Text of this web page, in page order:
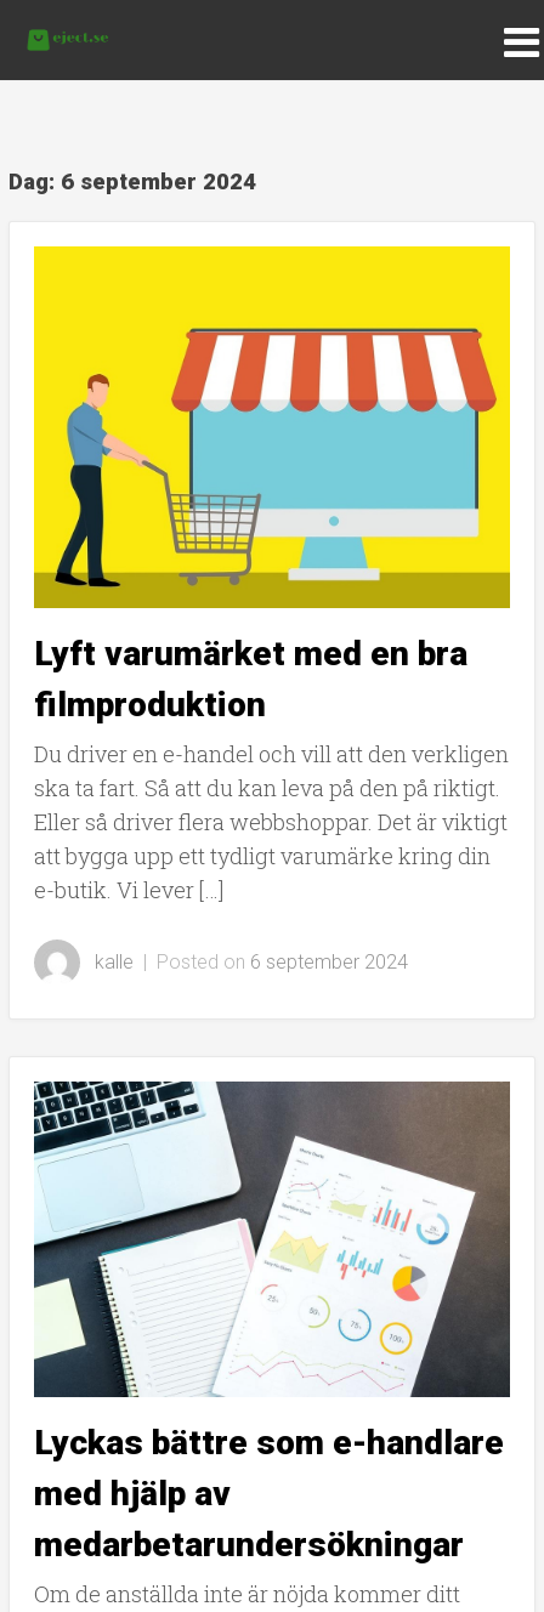
Dag: 6 september 2024
Lyft varumärket med en bra
filmproduktion
Du driver en e-handel och vill att den verkligen
ska ta fart. Så att du kan leva på den på riktigt.
Eller så driver flera webbshoppar. Det är viktigt
att bygga upp ett tydligt varumärke kring din
e-butik. Vi lever […]
kalle Posted on 6 september 2024
Lyckas bättre som e-handlare
med hjälp av
medarbetarundersökningar
Om de anställda inte är nöjda kommer ditt